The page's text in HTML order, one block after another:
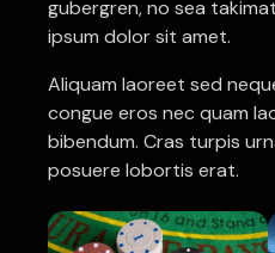
gubergren, no sea
ipsum dolor sit amet.
Aliquam laoreet sed
congue eros nec quam
bibendum. Cras turpis
posuere lobortis erat.